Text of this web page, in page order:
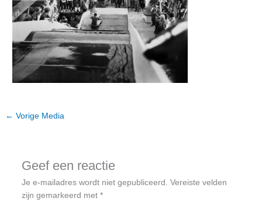
← Vorige Media
Geef een reactie
Je e-mailadres wordt niet gepubliceerd. Vereiste velden
zijn gemarkeerd met *